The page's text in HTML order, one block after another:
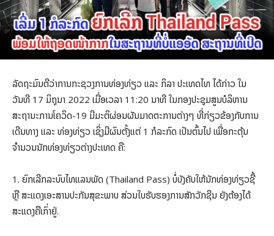
ລັດຖະມົນຕີວ່າການກະຊວງການທ່ອງທ່ຽວ ແລະ ກິລາ ປະເທດໄທ ໄດ້ກ່າວ ໃນ
ວັນທີ 17 ມິຖຸນາ 2022 ເມື່ອເວລາ 11:20 ນາທີ ໃນກອງປະຊຸມສູນບໍລິຫານ
ສະຖານະການໂຄວິດ-19 ມີມະຕິຜ່ອນຜັນມາດຕະການຕ່າງໆ ທີ່ກ່ຽວຂ້ອງກັບການ
ເດີນທາງ ແລະ ທ່ອງທ່ຽວ ເຊິ່ງມີຜົນຕັ້ງແຕ່ 1 ກໍລະກົດ ເປັນຕົ້ນໄປ ເພື່ອກະຕຸ້ນ
ຈຳນວນນັກທ່ອງທ່ຽວຕ່າງປະເທດ ຄື:
1. ຍົກເລີກລະບົບໄທແລນພັດ (Thailand Pass) ບໍ່ບັງຄັບໃຫ້ນັກທ່ອງທ່ຽວຊື້
ຫຼື ສະແດງເອະສານປະກັນສຸຂະພາບ ສ່ວນໃບຮັບຮອງການສັກວັກຊີນ ຍັງຕ້ອງໄດ້
ສະແດງຄືເກົ່າຢູ່.